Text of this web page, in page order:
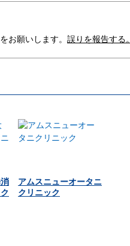
お願いします。 誤りを報告する。
アムスニューオータニ
クリニック